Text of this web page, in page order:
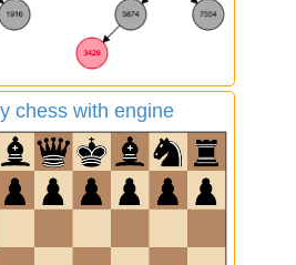
chess with engine